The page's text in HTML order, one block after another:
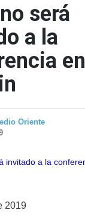
será
a la
en
Oriente
2019